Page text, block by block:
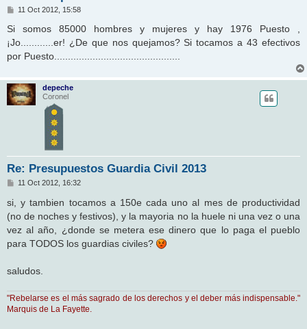
M
n
a
j
e
11 Oct 2012, 15:58
Si somos 85000 hombres y mujeres y hay 1976 Puesto ,
¡Jo............er! ¿De que nos quejamos? Si tocamos a 43 efectivos
por Puesto..............................................
depeche
Coronel
Re: Presupuestos Guardia Civil 2013
M
s
a
e
11 Oct 2012, 16:32
si, y tambien tocamos a 150e cada uno al mes de productividad
(no de noches y festivos), y la mayoria no la huele ni una vez o una
vez al año, ¿donde se metera ese dinero que lo paga el pueblo
para TODOS los guardias civiles?
saludos.
"Rebelarse es el más sagrado de los derechos y el deber más indispensable."
Marquis de La Fayette.